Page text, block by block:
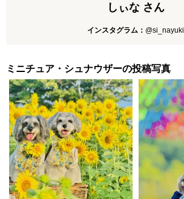
しぃな さん
インスタグラム： @si_nayuki
ミニチュア・シュナウザーの投稿写真